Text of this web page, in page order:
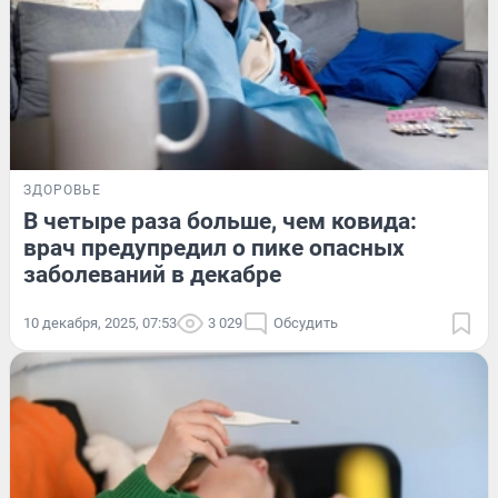
ЗДОРОВЬЕ
В четыре раза больше, чем ковида:
врач предупредил о пике опасных
заболеваний в декабре
10 декабря, 2025, 07:53 3 029 Обсудить